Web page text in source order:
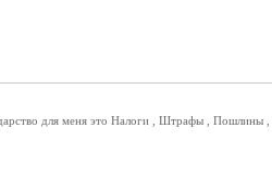
для меня это Налоги , Штрафы , Пошлины